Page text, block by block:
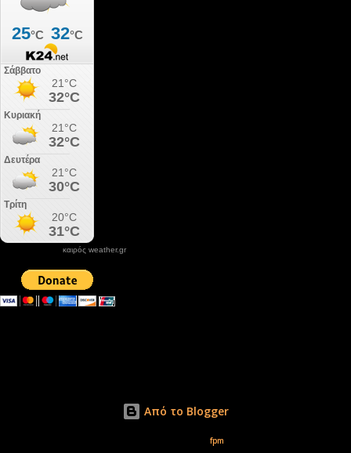
καιρός weather.gr
Από το Blogger
fpm